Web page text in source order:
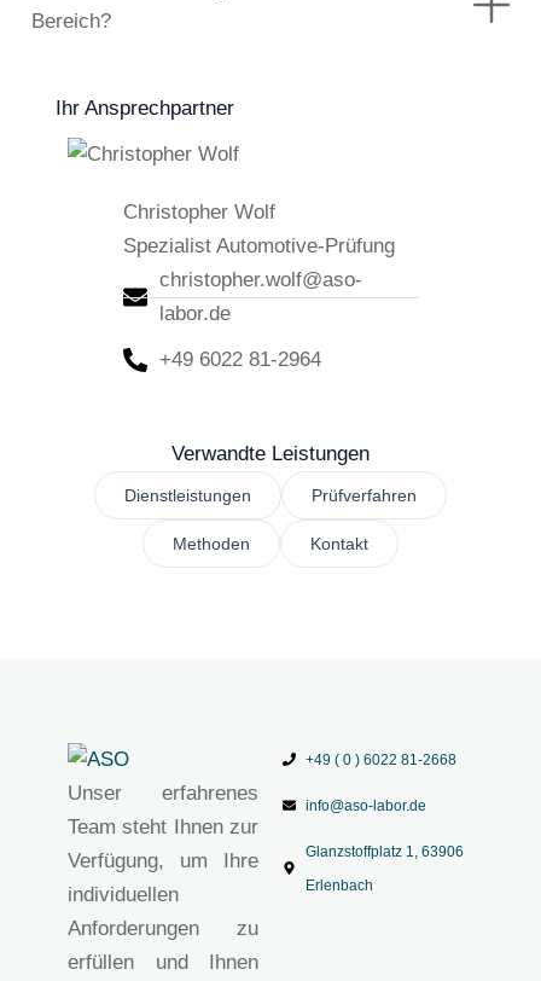
Bereich?
Ihr Ansprechpartner
Christopher Wolf
Spezialist Automotive-Prüfung
christopher.wolf@aso-
labor.de
+49 6022 81-2964
Verwandte Leistungen
Dienstleistungen Prüfverfahren
Methoden Kontakt
Unser erfahrenes
Team steht Ihnen zur
Verfügung, um Ihre
individuellen
Anforderungen zu
erfüllen und Ihnen
+49 ( 0 ) 6022 81-2668
info@aso-labor.de
Glanzstoffplatz 1, 63906
Erlenbach